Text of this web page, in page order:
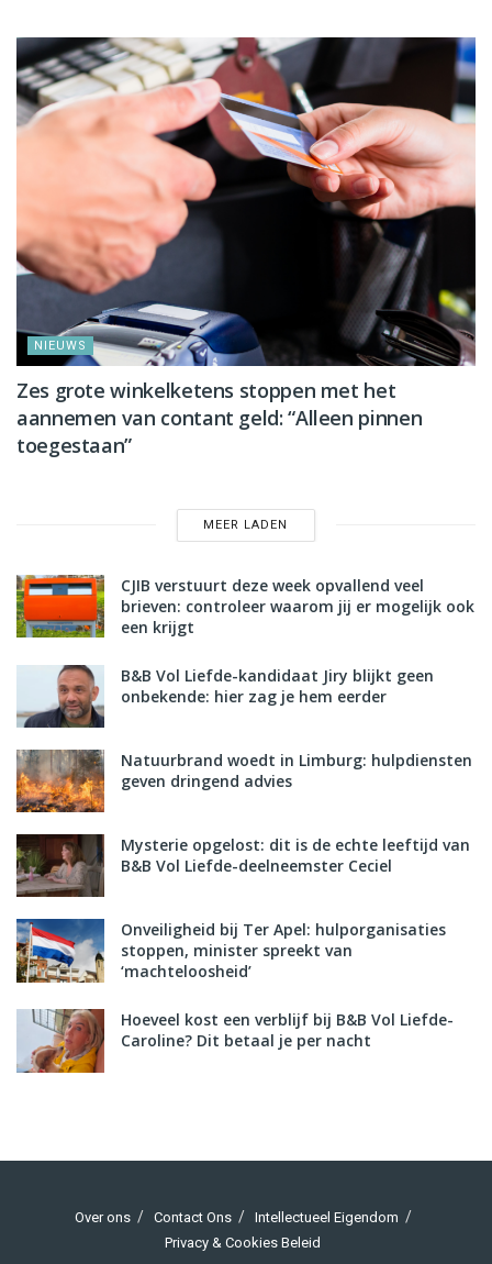
NIEUWS
Zes grote winkelketens stoppen met het
aannemen van contant geld: “Alleen pinnen
toegestaan”
MEER LADEN
CJIB verstuurt deze week opvallend veel
brieven: controleer waarom jij er mogelijk ook
een krijgt
B&B Vol Liefde-kandidaat Jiry blijkt geen
onbekende: hier zag je hem eerder
Natuurbrand woedt in Limburg: hulpdiensten
geven dringend advies
Mysterie opgelost: dit is de echte leeftijd van
B&B Vol Liefde-deelneemster Ceciel
Onveiligheid bij Ter Apel: hulporganisaties
stoppen, minister spreekt van
‘machteloosheid’
Hoeveel kost een verblijf bij B&B Vol Liefde-
Caroline? Dit betaal je per nacht
Over ons Contact Ons
Intellectueel Eigendom
Privacy & Cookies Beleid